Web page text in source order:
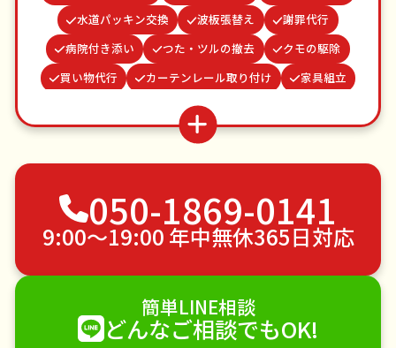
水道パッキン交換
波板張替え
謝罪代行
病院付き添い
つた・ツルの撤去
クモの駆除
買い物代行
カーテンレール取り付け
家具組立
ベランダ掃除
網戸張替え
遺品整理・生前整理
蜂の巣駆除
不用品回収
ゴミ屋敷片付け
草刈り・草むしり
植木の伐採
手すり取り付け
ペットのお世話
エアコンクリーニング
DIY・日曜大工
ハウスクリーニング
雪かき・雪下ろし
電球交換
襖（ふすま）の張替え
空き家管理
害獣駆除
防草シート施工
ナメクジ駆除
050-1869-0141
9:00〜19:00 年中無休365日対応
簡単LINE相談
どんなご相談でもOK!